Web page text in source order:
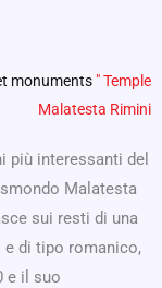
monuments "Temple
Malatesta Rimini
più interessanti del
Malatesta
sui resti di una
di tipo romanico,
e il suo